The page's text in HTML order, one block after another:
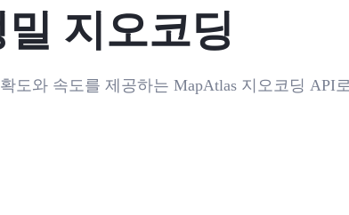
지오코딩
와 속도를 제공하는 MapAtlas 지오코딩 API